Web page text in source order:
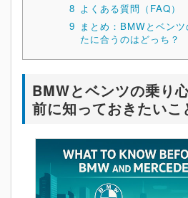
8 よくある質問（FAQ）
9 まとめ：BMWとベン
たに合うのはどっち？
BMWとベンツの乗り
前に知っておきたいこ